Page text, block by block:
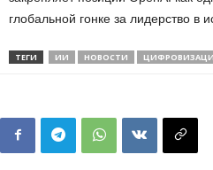
глобальной гонке за лидерство в
ТЕГИ ИИ НОВОСТИ